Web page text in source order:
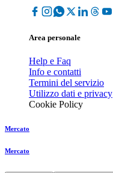
Area personale
Help e Faq
Info e contatti
Termini del servizio
Utilizzo dati e privacy
Cookie Policy
Mercato
Mercato